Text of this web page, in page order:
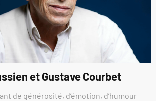
et Gustave Courbet
de générosité, d’émotion, d’humour